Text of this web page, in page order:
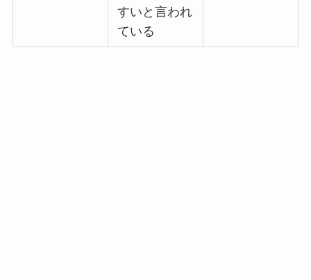
すいと言われ
ている